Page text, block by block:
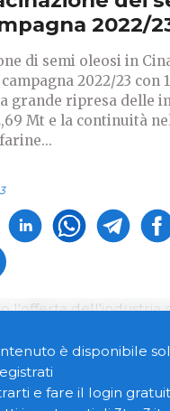
2022/
di semi oleosi in
2022/23 con
grande ripresa delle
Mt e la continuità
l'offerta dell'industria
importazioni è nel
2022/23, la
di 20 Mt e le
è disponibile
e fare il login